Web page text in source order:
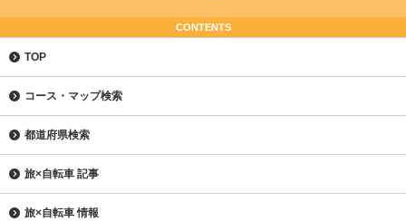
CONTENTS
TOP
コース・マップ検索
都道府県検索
旅×自転車 記事
旅×自転車 情報